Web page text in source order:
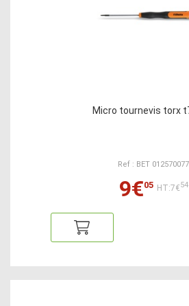
Micro tournevis torx
Ref : BET 012570077
9€05 HT:7€54